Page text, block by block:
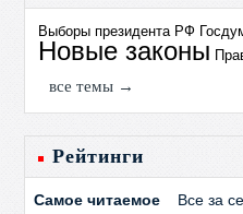
Выборы президента РФ
Новые законы
все темы →
Рейтинги
Самое читаемое Все за